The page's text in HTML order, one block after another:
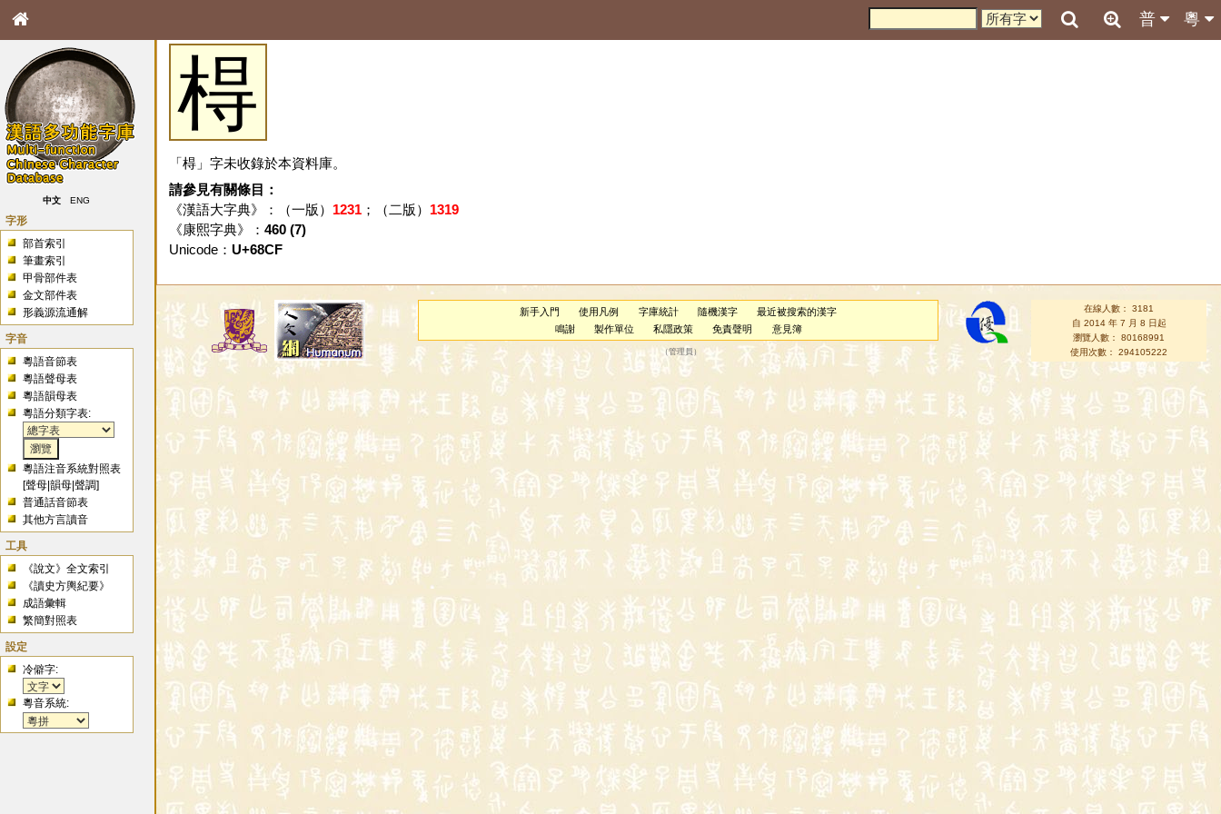
粵
普
中文 ENG
字形
部首索引
筆畫索引
甲骨部件表
金文部件表
形義源流通解
字音
粵語音節表
粵語聲母表
粵語韻母表
粵語分類字表:
粵語注音系統對照表
[聲母 |韻母 |聲調]
普通話音節表
其他方言讀音
工具
《說文》全文索引
《讀史方輿紀要》
成語彙輯
繁簡對照表
設定
冷僻字:
粵音系統:
棏
「棏」字未收錄於本資料庫。
請參見有關條目：
《漢語大字典》：（一版） 1231；（二版） 1319
《康熙字典》： 460 (7)
Unicode： U+68CF
新手入門 使用凡例 字庫統計 隨機漢字
最近被搜索的漢字
鳴謝
製作單位 私隱政策 免責聲明 意見簿
（管理員 ）
在線人數： 3181
自 2014 年 7 月 8 日起
瀏覽人數： 80168991
使用次數： 294105222